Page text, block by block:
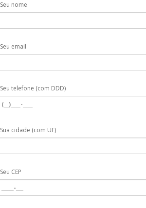
Seu nome
Seu email
Seu telefone (com DDD)
Sua cidade (com UF)
Seu CEP